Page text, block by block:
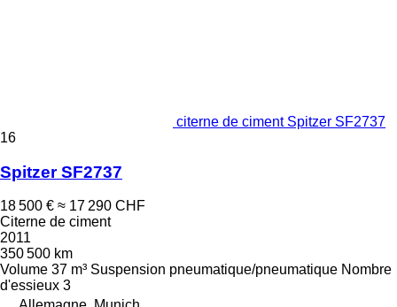
citerne de ciment Spitzer SF2737
16
Spitzer SF2737
18 500 € ≈ 17 290 CHF
Citerne de ciment
2011
350 500 km
Volume 37 m³ Suspension pneumatique/pneumatique Nombre
d'essieux 3